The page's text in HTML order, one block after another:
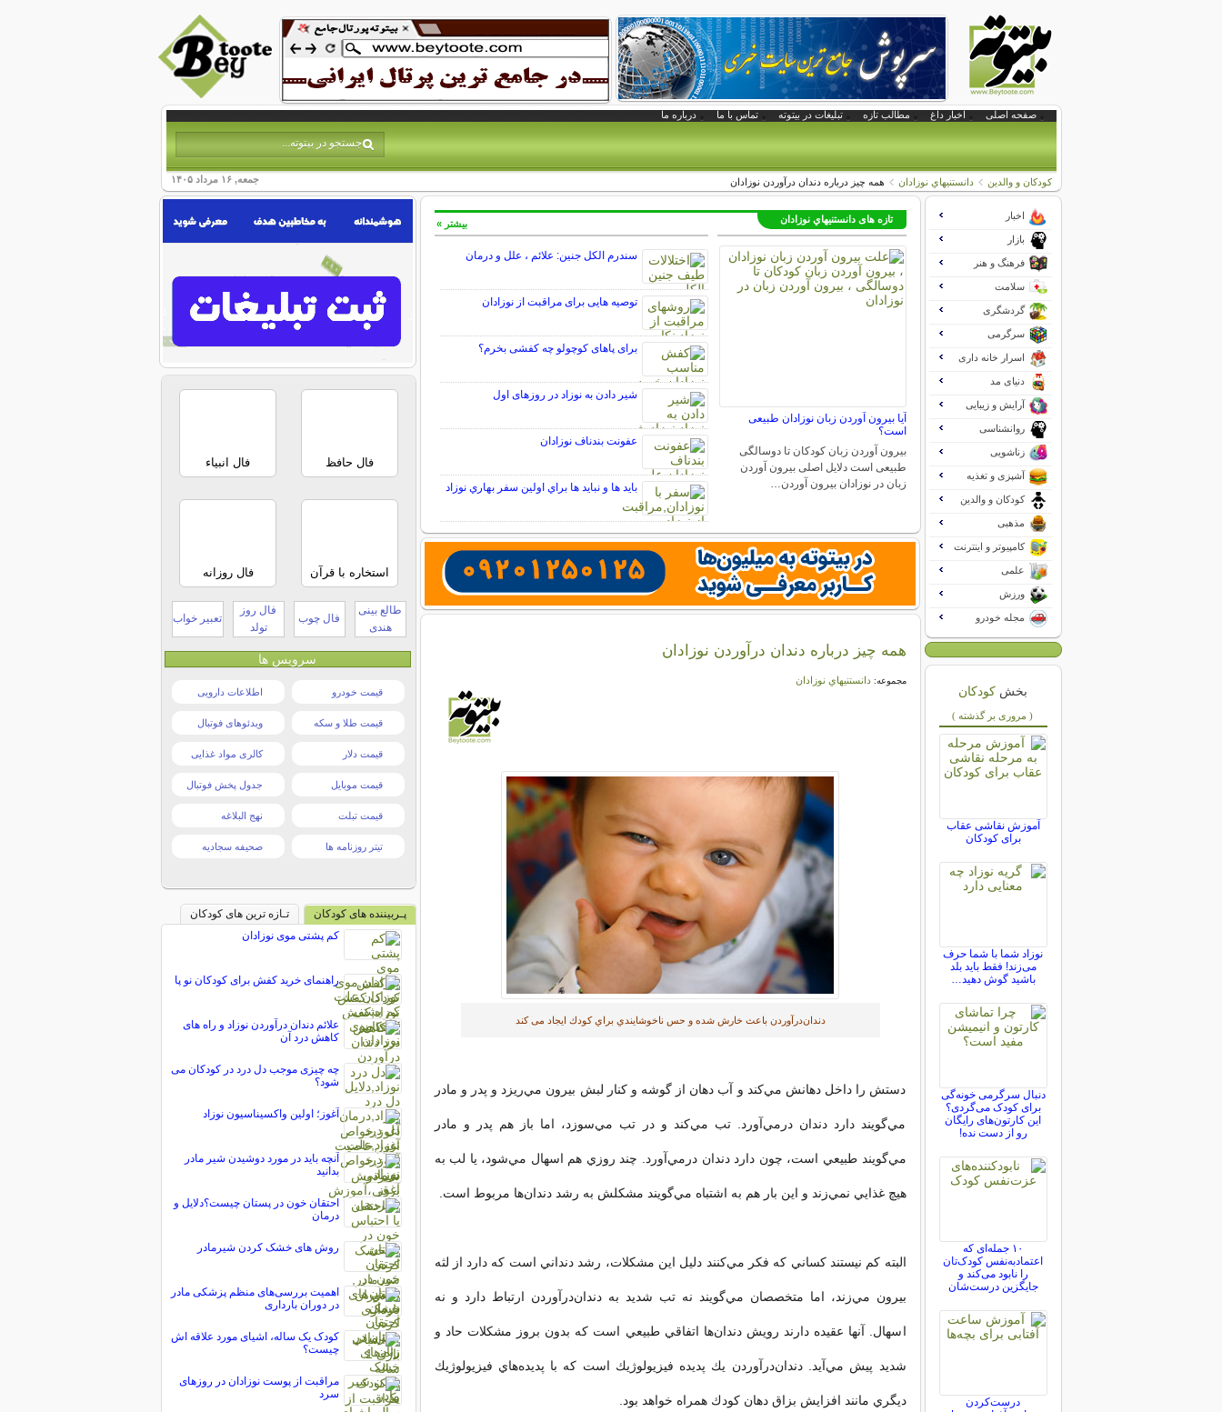
صفحه اصلی اخبار داغ مطالب تازه تبلیغات در بیتوته تماس با ما درباره ما
جمعه, ۱۶ مرداد ۱۴۰۵ کودکان و والدین دانستنيهاي نوزادان همه چیز درباره دندان درآوردن نوزادان
تازه های دانستنيهاي نوزادان
آیا بیرون آوردن زبان نوزادان طبیعی
است؟
بیرون آوردن زبان کودکان تا دوسالگی
طبیعی است دلایل اصلی بیرون آوردن
زبان در نوزادان بیرون آوردن…
سندرم الکل جنین: علائم ، علل و درمان
توصیه هایی برای مراقبت از نوزادان
برای پاهای کوچولو چه کفشی بخرم؟
شیر دادن به نوزاد در روزهای اول
عفونت بندناف نوزادان
بايد ها و نبايد ها براي اولين سفر بهاري نوزاد
بیشتر »
همه چیز درباره دندان درآوردن نوزادان
مجموعه:دانستنيهاي نوزادان
دندان‌درآوردن باعث خارش شده و حس ناخوشايندي براي كودك ايجاد می کند
دستش را داخل دهانش مي‌كند و آب دهان از گوشه و كنار لبش بيرون مي‌ريزد و پدر و مادر
مي‌گويند دارد دندان درمي‌آورد. تب مي‌كند و در تب مي‌سوزد، اما باز هم پدر و مادر
مي‌گويند طبيعي است، چون دارد دندان درمي‌آورد. چند روزي هم اسهال مي‌شود، يا لب به
هيچ غذايي نمي‌زند و اين بار هم به اشتباه مي‌گويند مشكلش به رشد دندان‌ها مربوط است.
البته كم نيستند كساني كه فكر مي‌كنند دليل اين مشكلات، رشد دنداني است كه دارد از لثه
بيرون مي‌زند، اما متخصصان مي‌گويند نه تب شديد به دندان‌درآوردن ارتباط دارد و نه
اسهال. آنها عقيده دارند رويش دندان‌ها اتفاقي طبيعي است كه بدون بروز مشكلات حاد و
شديد پيش مي‌آيد. دندان‌درآوردن يك پديده فيزيولوژيك است كه با پديده‌هاي فيزيولوژيك
ديگري مانند افزايش بزاق دهان كودك همراه خواهد بود.
اخبار
بازار
فرهنگ و هنر
سلامت
گردشگری
سرگرمی
اسرار خانه داری
دنیای مد
آرایش و زیبایی
روانشناسی
زناشویی
آشپزی و تغذیه
کودکان و والدین
مذهبی
کامپیوتر و اینترنت
علمی
ورزش
مجله خودرو
بخش کودکان
( مروری بر گذشته )
آموزش نقاشی عقاب
برای کودکان
نوزاد شما با شما حرف
می‌زند! فقط باید بلد
باشید گوش دهید…
دنبال سرگرمی خونه‌گی
برای کودک می‌گردی؟
این کارتون‌های رایگان
رو از دست نده!
۱۰ جمله‌ای که
اعتمادبه‌نفس کودک‌تان
را نابود می‌کند و
جایگزین درست‌شان
درست‌کردن
فال حافظ فال انبیاء
استخاره با قرآن فال روزانه
طالع بینی
هندی
فال چوب
فال روز
تولد
تعبیر خواب
سرویس ها
قیمت خودرو اطلاعات دارویی
قیمت طلا و سکه ویدئوهای فوتبال
قیمت دلار کالری مواد غذایی
قیمت موبایل جدول پخش فوتبال
قیمت تبلت نهج البلاغه
تیتر روزنامه ها صحیفه سجادیه
پـربیننده های کودکان
تـازه ترین های کودکان
کم پشتی موی نوزادان
راهنمای خرید کفش برای کودکان نو پا
علائم دندان درآوردن نوزاد و راه های
کاهش درد آن
چه چیزی موجب دل درد در کودکان می
شود؟
آغوز؛ اولین واکسیناسیون نوزاد
آنچه باید در مورد دوشیدن شیر مادر
بدانید
احتقان خون در پستان چیست؟دلایل و
درمان
روش های خشک کردن شیرمادر
اهمیت بررسی‌های منظم پزشکی مادر
در دوران بارداری
کودک یک ساله، اشیای مورد علاقه اش
چیست؟
مراقبت از پوست نوزادان در روزهای
سرد